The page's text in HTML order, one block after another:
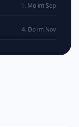
1. Mo im Sep
4. Do im Nov